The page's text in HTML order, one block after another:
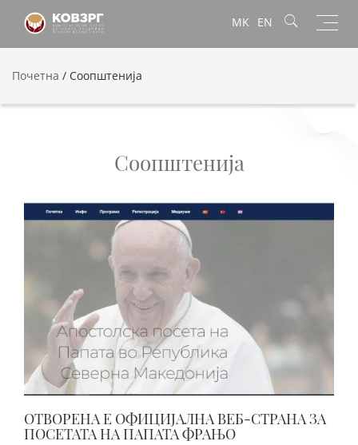
MK EN
Почетна / Соопштенија
Соопштенија
ОТВОРЕНА Е ОФИЦИЈАЛНА ВЕБ-СТРАНА ЗА
ПОСЕТАТА НА ПАПАТА ФРАЊО